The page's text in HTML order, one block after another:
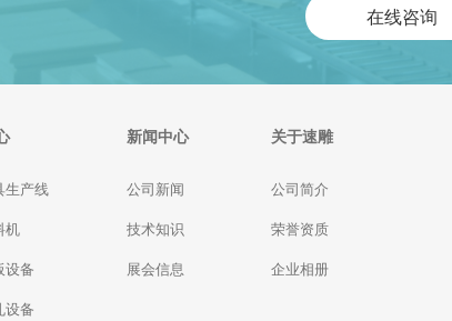
在线咨询
生产线
机
设备
设备
新闻中心
公司新闻
技术知识
展会信息
关于速雕
公司简介
荣誉资质
企业相册